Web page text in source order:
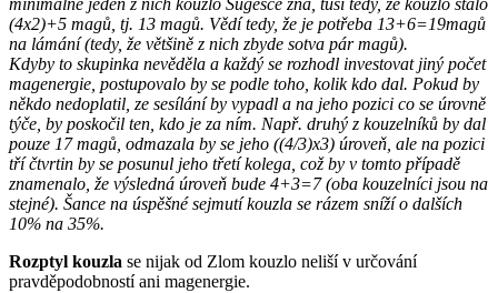
minimálně jeden z nich kouzlo Sugesce zná, tuší tedy, že kouzlo stálo
(4x2)+5 magů, tj. 13 magů. Vědí tedy, že je potřeba 13+6=19magů
na lámání (tedy, že většině z nich zbyde sotva pár magů).
Kdyby to skupinka nevěděla a každý se rozhodl investovat jiný počet
magenergie, postupovalo by se podle toho, kolik kdo dal. Pokud by
někdo nedoplatil, ze sesílání by vypadl a na jeho pozici co se úrovně
týče, by poskočil ten, kdo je za ním. Např. druhý z kouzelníků by dal
pouze 17 magů, odmazala by se jeho ((4/3)x3) úroveň, ale na pozici
tří čtvrtin by se posunul jeho třetí kolega, což by v tomto případě
znamenalo, že výsledná úroveň bude 4+3=7 (oba kouzelníci jsou na
stejné). Šance na úspěšné sejmutí kouzla se rázem sníží o dalších
10% na 35%.
Rozptyl kouzla se nijak od Zlom kouzlo neliší v určování
pravděpodobností ani magenergie.